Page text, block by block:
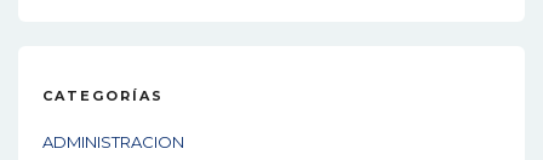
CATEGORÍAS
ADMINISTRACION